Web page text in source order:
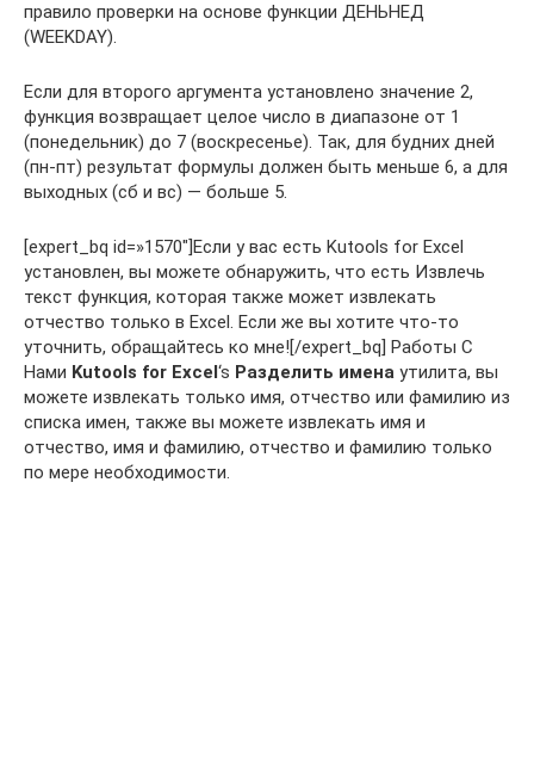
правило проверки на основе функции ДЕНЬНЕД
(WEEKDAY).
Если для второго аргумента установлено значение 2,
функция возвращает целое число в диапазоне от 1
(понедельник) до 7 (воскресенье). Так, для будних дней
(пн-пт) результат формулы должен быть меньше 6, а для
выходных (сб и вс) — больше 5.
[expert_bq id=»1570″]Если у вас есть Kutools for Excel
установлен, вы можете обнаружить, что есть Извлечь
текст функция, которая также может извлекать
отчество только в Excel. Если же вы хотите что-то
уточнить, обращайтесь ко мне![/expert_bq] Работы С
Нами Kutools for Excel‘s Разделить имена утилита, вы
можете извлекать только имя, отчество или фамилию из
списка имен, также вы можете извлекать имя и
отчество, имя и фамилию, отчество и фамилию только
по мере необходимости.